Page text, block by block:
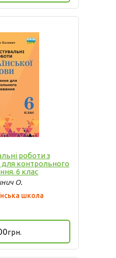
роботи з
для контрольного
6 клас
О.
школа
грн.